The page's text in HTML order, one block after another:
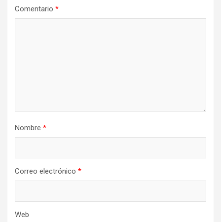
Comentario *
Nombre *
Correo electrónico *
Web